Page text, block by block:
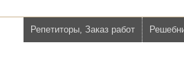
Репетиторы, Заказ работ